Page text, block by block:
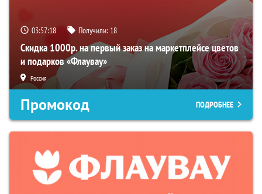
03:57:17 Получили: 18
Скидка 1000р. на первый заказ на маркетплейсе цветов
и подарков «Флаувау»
Россия
Промокод ПОДРОБНЕЕ